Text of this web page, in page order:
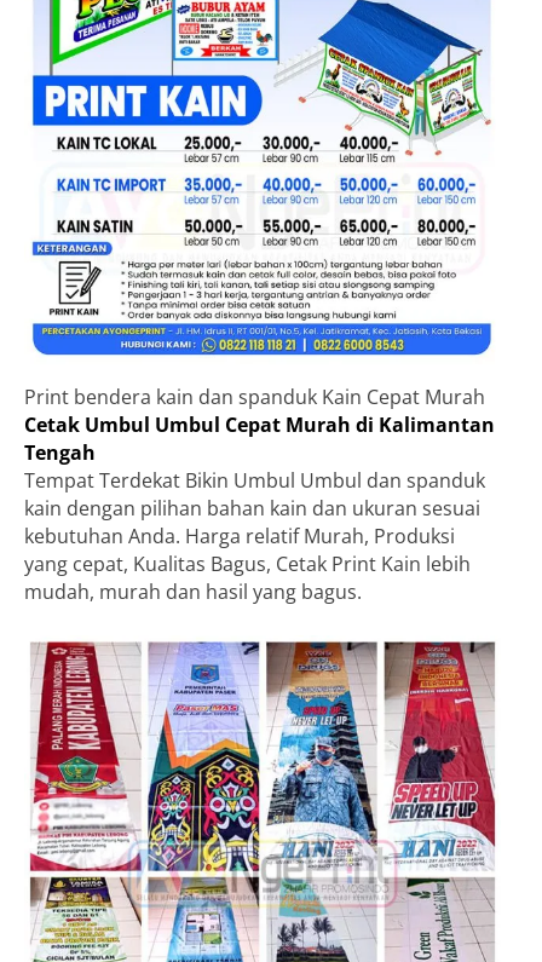
Print bendera kain dan spanduk Kain Cepat Murah
Cetak Umbul Umbul Cepat Murah di Kalimantan
Tengah
Tempat Terdekat Bikin Umbul Umbul dan spanduk
kain dengan pilihan bahan kain dan ukuran sesuai
kebutuhan Anda. Harga relatif Murah, Produksi
yang cepat, Kualitas Bagus, Cetak Print Kain lebih
mudah, murah dan hasil yang bagus.